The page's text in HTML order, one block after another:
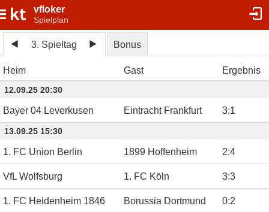
vfloker
Spielplan
3. Spieltag Bonus
Heim Gast Ergebnis
12.09.25 20:30
Bayer 04 Leverkusen Eintracht Frankfurt 3:1
13.09.25 15:30
1. FC Union Berlin 1899 Hoffenheim 2:4
VfL Wolfsburg 1. FC Köln 3:3
1. FC Heidenheim 1846 Borussia Dortmund 0:2